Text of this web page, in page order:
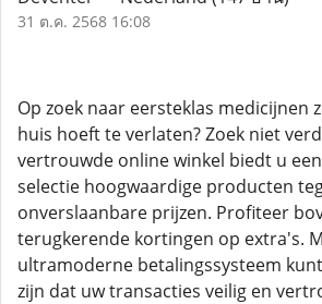
31 ต.ค. 2568 16:08
Op zoek naar eersteklas medicijnen
huis hoeft te verlaten? Zoek niet
vertrouwde online winkel biedt u
selectie hoogwaardige producten
onverslaanbare prijzen. Profiteer
terugkerende kortingen op extra's.
ultramoderne betalingssysteem
zijn dat uw transacties veilig en